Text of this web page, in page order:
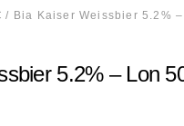
/ Bia Kaiser Weissbier 5.2%
5.2% – Lon